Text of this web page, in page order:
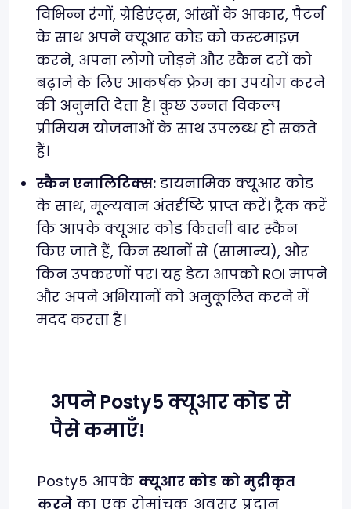
विभिन्न रंगों, ग्रेडिएंट्स, आंखों के आकार, पैटर्न
के साथ अपने क्यूआर कोड को कस्टमाइज़
करने, अपना लोगो जोड़ने और स्कैन दरों को
बढ़ाने के लिए आकर्षक फ्रेम का उपयोग करने
की अनुमति देता है। कुछ उन्नत विकल्प
प्रीमियम योजनाओं के साथ उपलब्ध हो सकते
हैं।
स्कैन एनालिटिक्स: डायनामिक क्यूआर कोड
के साथ, मूल्यवान अंतर्दृष्टि प्राप्त करें। ट्रैक करें
कि आपके क्यूआर कोड कितनी बार स्कैन
किए जाते हैं, किन स्थानों से (सामान्य), और
किन उपकरणों पर। यह डेटा आपको ROI मापने
और अपने अभियानों को अनुकूलित करने में
मदद करता है।
अपने Posty5 क्यूआर कोड से
पैसे कमाएँ!
Posty5 आपके क्यूआर कोड को मुद्रीकृत
करने का एक रोमांचक अवसर प्रदान